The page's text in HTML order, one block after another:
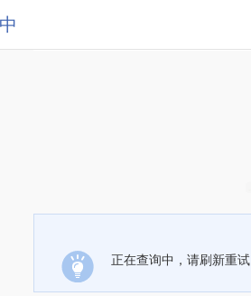
正在查询中，请刷新重试